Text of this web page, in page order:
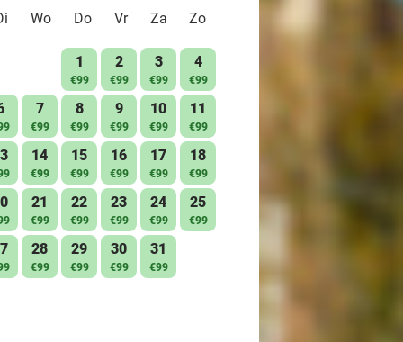
Wo Do Vr Za Zo
1
€99
2
€99
3
€99
4
€99
7
€99
8
€99
9
€99
10
€99
11
€99
14
€99
15
€99
16
€99
17
€99
18
€99
21
€99
22
€99
23
€99
24
€99
25
€99
28
€99
29
€99
30
€99
31
€99